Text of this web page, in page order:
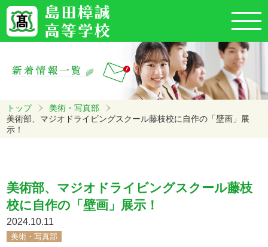
トップ
美術・写真部
美術部、マジオドライビングスクール藤枝校に自作の「壁画」展
示！
美術部、マジオドライビングスクール藤枝
校に自作の「壁画」展示！
2024.10.11
美術・写真部